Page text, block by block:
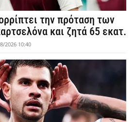
την πρόταση των
και ζητά 65 εκατ.
2026 10:40